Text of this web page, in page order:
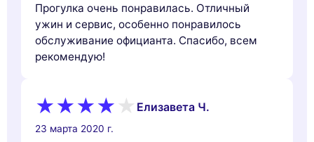
Прогулка очень понравилась. Отличный
ужин и сервис, особенно понравилось
обслуживание официанта. Спасибо, всем
рекомендую!
Елизавета Ч.
23 марта 2020 г.